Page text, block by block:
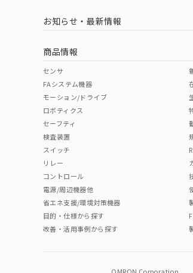
中国 RoHS 注意事項・凡例
中国 RoHS表
Pb Hg
"対応済み"や非含有の記載がされた商
非含有品が必要な際は、弊社営業部門
（イギリス
（ノルウェー
お知らせ・最新情報
商品情報
センサ
FAシステム機器
モーション/ドライブ
ロボティクス
セーフティ
検査装置
スイッチ
リレー
コントロール
電源/周辺機器他
省エネ支援/環境対策機器
目的・仕様から探す
改善・活用事例から探す